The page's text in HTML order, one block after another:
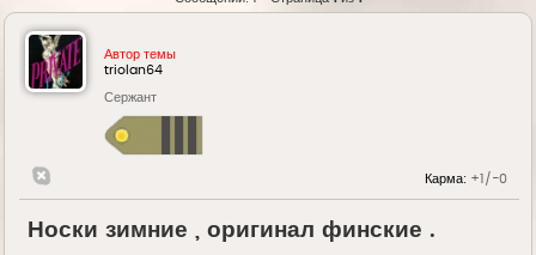
Автор темы
triolan64
Сержант
Карма: +1/-0
Носки зимние , оригинал финские .